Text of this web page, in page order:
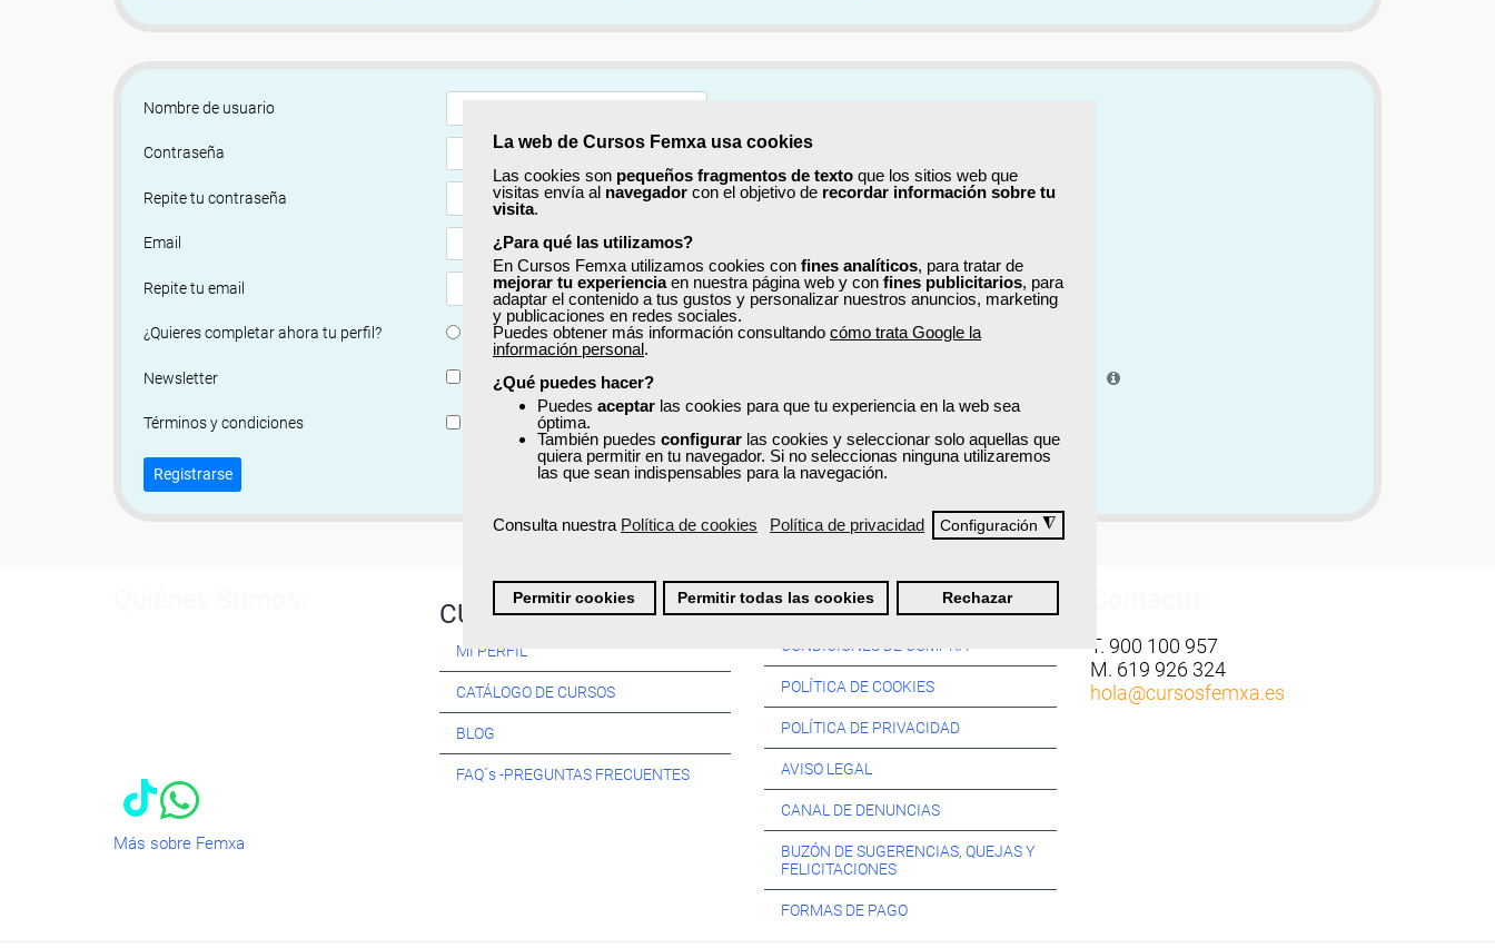
La web de Cursos Femxa usa cookies
Las cookies son pequeños fragmentos de texto que los sitios web que
visitas envía al navegador con el objetivo de recordar información sobre tu
visita.
¿Para qué las utilizamos?
En Cursos Femxa utilizamos cookies con fines analíticos, para tratar de
mejorar tu experienciaen nuestra página web y con fines publicitarios, para
adaptar el contenido a tus gustos y personalizar nuestros anuncios, marketing
y publicaciones en redes sociales.
Puedes obtener más información consultando cómo trata Google la
información personal.
¿Qué puedes hacer?
Puedes aceptar las cookies para que tu experiencia en la web sea
óptima.
También puedes configurar las cookies y seleccionar solo aquellas que
quiera permitir en tu navegador. Si no seleccionas ninguna utilizaremos
las que sean indispensables para la navegación.
Consulta nuestra Política de cookies Política de privacidad Configuración ◮
Permitir cookies Permitir todas las cookies Rechazar
Nombre de usuario
Contraseña Mostrar
Repite tu contraseña Mostrar
Email
Repite tu email
¿Quieres completar ahora tu perfil? No, completaré mi perfil más adelante
Newsletter Si, quiero recibir información sobre cursos, ofertas exclusivas y recursos para el aprendizaje.
Términos y condiciones He leído y acepto la
Registrarse
Más sobre Femxa
CURSOS:
MI PERFIL
CATÁLOGO DE CURSOS
BLOG
FAQ´s -PREGUNTAS FRECUENTES
Información:
CONDICIONES DE COMPRA
POLÍTICA DE COOKIES
POLÍTICA DE PRIVACIDAD
AVISO LEGAL
CANAL DE DENUNCIAS
BUZÓN DE SUGERENCIAS, QUEJAS Y
FELICITACIONES
FORMAS DE PAGO
T. 900 100 957
M. 619 926 324
hola@cursosfemxa.es